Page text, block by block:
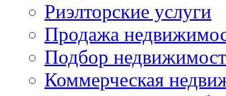
Риэлторские услуги
Продажа
Подбор
Коммерческая